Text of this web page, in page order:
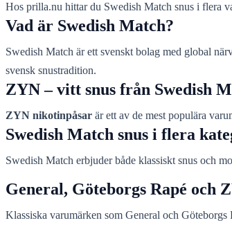
Hos prilla.nu hittar du Swedish Match snus i flera
Vad är Swedish Match?
Swedish Match är ett svenskt bolag med global
svensk snustradition.
ZYN – vitt snus från Swedish
ZYN nikotinpåsar är ett av de mest populära
Swedish Match snus i flera
Swedish Match erbjuder både klassiskt snus och
General, Göteborgs Rapé och
Klassiska varumärken som General och